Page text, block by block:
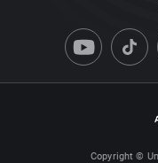
Copyright ©